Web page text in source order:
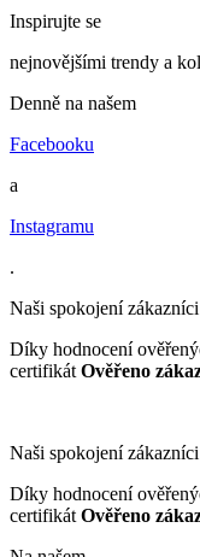
Inspirujte se
nejnovějšími trendy a
Denně na našem
Facebooku
a
Instagramu
.
Naši spokojení
Díky hodnocení
certifikát Ověřeno
Naši spokojení
Díky hodnocení
certifikát Ověřeno